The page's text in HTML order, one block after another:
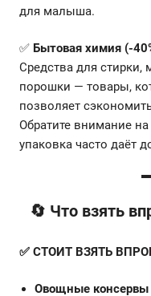
для малыша.
✅ Бытовая химия (-
Средства для стирки,
порошки — товары,
позволяет
Обратите внимание
упаковка часто даёт
🔄 Что взять
✅ СТОИТ ВЗЯТЬ
Овощные консервы